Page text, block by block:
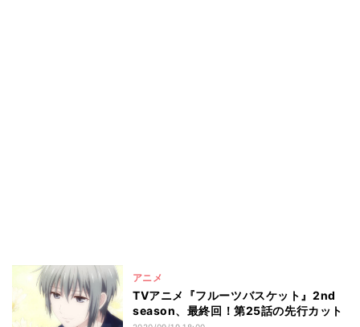
アニメ
TVアニメ『フルーツバスケット』2nd
season、最終回！第25話の先行カット